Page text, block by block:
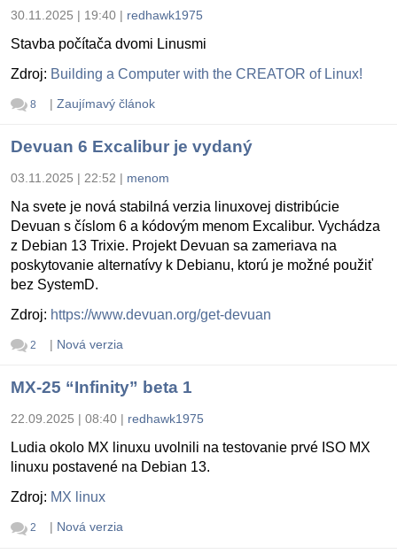
30.11.2025 | 19:40 | redhawk1975
Stavba počítača dvomi Linusmi
Zdroj: Building a Computer with the CREATOR of Linux!
8 | Zaujímavý článok
Devuan 6 Excalibur je vydaný
03.11.2025 | 22:52 | menom
Na svete je nová stabilná verzia linuxovej distribúcie
Devuan s číslom 6 a kódovým menom Excalibur. Vychádza
z Debian 13 Trixie. Projekt Devuan sa zameriava na
poskytovanie alternatívy k Debianu, ktorú je možné použiť
bez SystemD.
Zdroj: https://www.devuan.org/get-devuan
2 | Nová verzia
MX-25 “Infinity” beta 1
22.09.2025 | 08:40 | redhawk1975
Ludia okolo MX linuxu uvolnili na testovanie prvé ISO MX
linuxu postavené na Debian 13.
Zdroj: MX linux
2 | Nová verzia